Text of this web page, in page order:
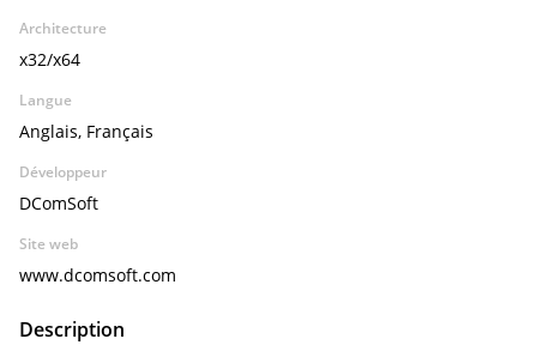
Architecture
x32/x64
Langue
Anglais, Français
Développeur
DComSoft
Site web
www.dcomsoft.com
Description